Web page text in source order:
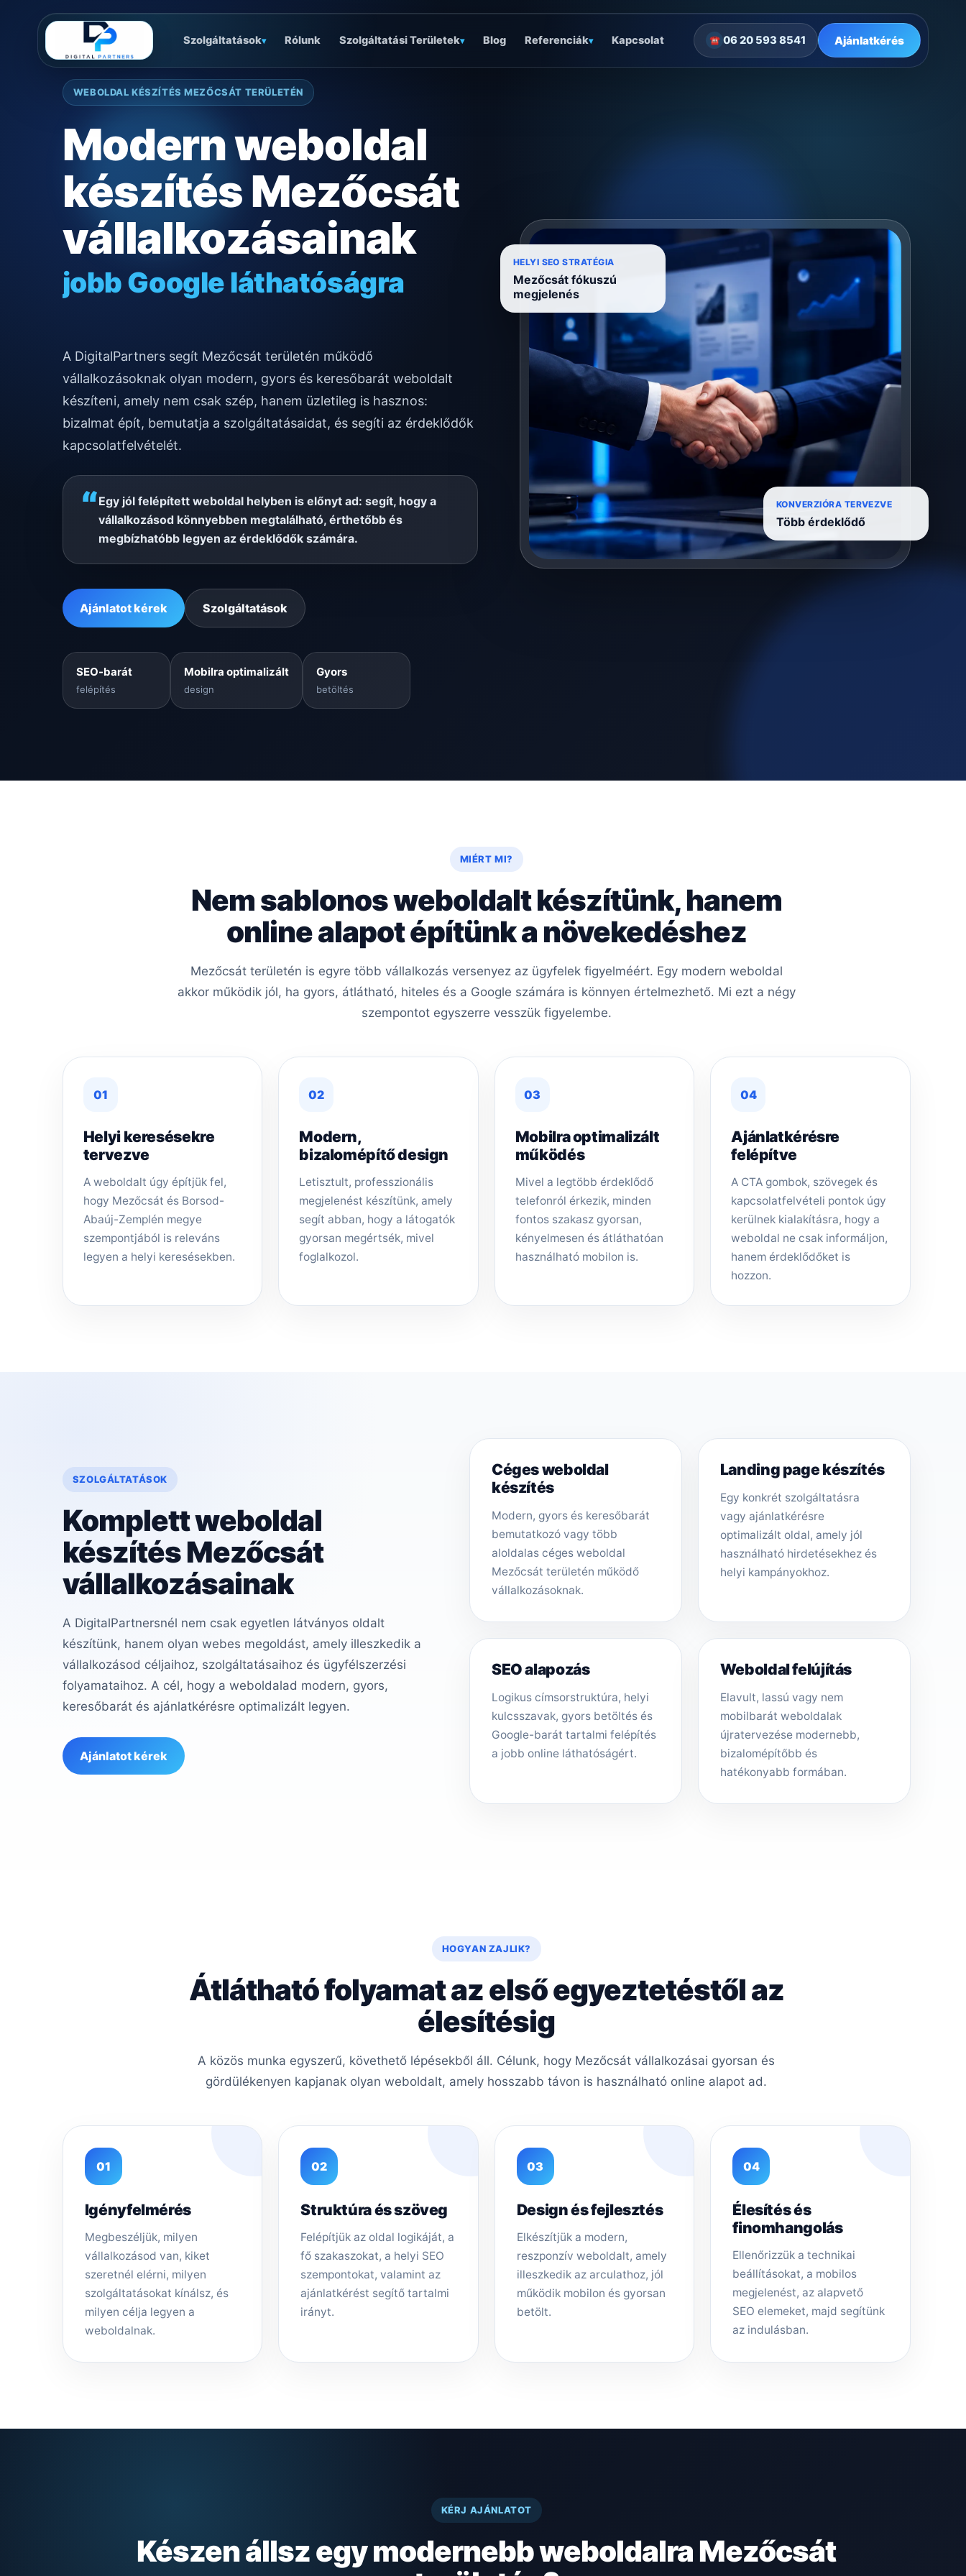
Szolgáltatások▾ Rólunk Szolgáltatási Területek▾ Blog Referenciák▾ Kapcsolat ☎ 06 20 593 8541 Ajánlatkérés
WEBOLDAL KÉSZÍTÉS MEZŐCSÁT TERÜLETÉN
Modern weboldal
készítés Mezőcsát
vállalkozásainak
jobb Google láthatóságra
gyors mobilos működésre
A DigitalPartners segít Mezőcsát területén működő
vállalkozásoknak olyan modern, gyors és keresőbarát weboldalt
készíteni, amely nem csak szép, hanem üzletileg is hasznos:
bizalmat épít, bemutatja a szolgáltatásaidat, és segíti az érdeklődők
kapcsolatfelvételét.
“Egy jól felépített weboldal helyben is előnyt ad: segít, hogy a
vállalkozásod könnyebben megtalálható, érthetőbb és
megbízhatóbb legyen az érdeklődők számára.
Ajánlatot kérek Szolgáltatások
SEO-barát
felépítés
Mobilra optimalizált
design
Gyors
betöltés
HELYI SEO STRATÉGIA
Mezőcsát fókuszú
megjelenés
KONVERZIÓRA TERVEZVE
Több érdeklődő
MIÉRT MI?
Nem sablonos weboldalt készítünk, hanem
online alapot építünk a növekedéshez
Mezőcsát területén is egyre több vállalkozás versenyez az ügyfelek figyelméért. Egy modern weboldal
akkor működik jól, ha gyors, átlátható, hiteles és a Google számára is könnyen értelmezhető. Mi ezt a négy
szempontot egyszerre vesszük figyelembe.
01
Helyi keresésekre
tervezve
A weboldalt úgy építjük fel,
hogy Mezőcsát és Borsod-
Abaúj-Zemplén megye
szempontjából is releváns
legyen a helyi keresésekben.
02
Modern,
bizalomépítő design
Letisztult, professzionális
megjelenést készítünk, amely
segít abban, hogy a látogatók
gyorsan megértsék, mivel
foglalkozol.
03
Mobilra optimalizált
működés
Mivel a legtöbb érdeklődő
telefonról érkezik, minden
fontos szakasz gyorsan,
kényelmesen és átláthatóan
használható mobilon is.
04
Ajánlatkérésre
felépítve
A CTA gombok, szövegek és
kapcsolatfelvételi pontok úgy
kerülnek kialakításra, hogy a
weboldal ne csak informáljon,
hanem érdeklődőket is
hozzon.
SZOLGÁLTATÁSOK
Komplett weboldal
készítés Mezőcsát
vállalkozásainak
A DigitalPartnersnél nem csak egyetlen látványos oldalt
készítünk, hanem olyan webes megoldást, amely illeszkedik a
vállalkozásod céljaihoz, szolgáltatásaihoz és ügyfélszerzési
folyamataihoz. A cél, hogy a weboldalad modern, gyors,
keresőbarát és ajánlatkérésre optimalizált legyen.
Ajánlatot kérek
Céges weboldal
készítés
Modern, gyors és keresőbarát
bemutatkozó vagy több
aloldalas céges weboldal
Mezőcsát területén működő
vállalkozásoknak.
Landing page készítés
Egy konkrét szolgáltatásra
vagy ajánlatkérésre
optimalizált oldal, amely jól
használható hirdetésekhez és
helyi kampányokhoz.
SEO alapozás
Logikus címsorstruktúra, helyi
kulcsszavak, gyors betöltés és
Google-barát tartalmi felépítés
a jobb online láthatóságért.
Weboldal felújítás
Elavult, lassú vagy nem
mobilbarát weboldalak
újratervezése modernebb,
bizalomépítőbb és
hatékonyabb formában.
HOGYAN ZAJLIK?
Átlátható folyamat az első egyeztetéstől az
élesítésig
A közös munka egyszerű, követhető lépésekből áll. Célunk, hogy Mezőcsát vállalkozásai gyorsan és
gördülékenyen kapjanak olyan weboldalt, amely hosszabb távon is használható online alapot ad.
01
Igényfelmérés
Megbeszéljük, milyen
vállalkozásod van, kiket
szeretnél elérni, milyen
szolgáltatásokat kínálsz, és
milyen célja legyen a
weboldalnak.
02
Struktúra és szöveg
Felépítjük az oldal logikáját, a
fő szakaszokat, a helyi SEO
szempontokat, valamint az
ajánlatkérést segítő tartalmi
irányt.
03
Design és fejlesztés
Elkészítjük a modern,
reszponzív weboldalt, amely
illeszkedik az arculathoz, jól
működik mobilon és gyorsan
betölt.
04
Élesítés és
finomhangolás
Ellenőrizzük a technikai
beállításokat, a mobilos
megjelenést, az alapvető
SEO elemeket, majd segítünk
az indulásban.
KÉRJ AJÁNLATOT
Készen állsz egy modernebb weboldalra Mezőcsát